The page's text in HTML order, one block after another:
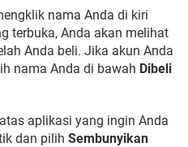
nama Anda di kiri
terbuka, Anda akan melihat
Anda beli. Jika akun Anda
nama Anda di bawah Dibeli
aplikasi yang ingin Anda
dan pilih Sembunyikan